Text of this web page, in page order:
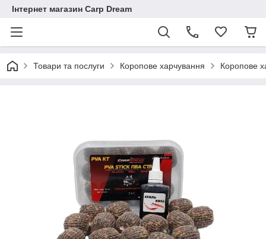
Інтернет магазин Carp Dream
Товари та послуги Коропове харчування Коропове